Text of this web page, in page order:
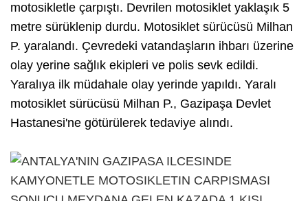
motosikletle çarpıştı. Devrilen motosiklet yaklaşık 5
metre sürüklenip durdu. Motosiklet sürücüsü Milhan
P. yaralandı. Çevredeki vatandaşların ihbarı üzerine
olay yerine sağlık ekipleri ve polis sevk edildi.
Yaralıya ilk müdahale olay yerinde yapıldı. Yaralı
motosiklet sürücüsü Milhan P., Gazipaşa Devlet
Hastanesi'ne götürülerek tedaviye alındı.